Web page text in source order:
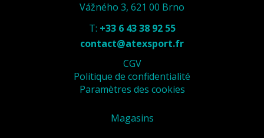
Vážného 3, 621 00 Brno
T: +33 6 43 38 92 55
contact@atexsport.fr
CGV
Politique de confidentialité
Paramètres des cookies
Magasins